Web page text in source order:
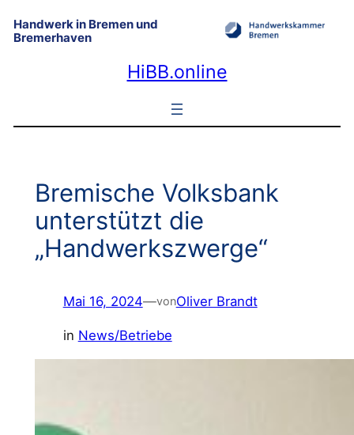
Zum
Inhalt
Handwerk in Bremen und
Bremerhaven
HiBB.online
Bremische Volksbank
unterstützt die
„Handwerkszwerge“
Mai 16, 2024—vonOliver Brandt
in News/Betriebe